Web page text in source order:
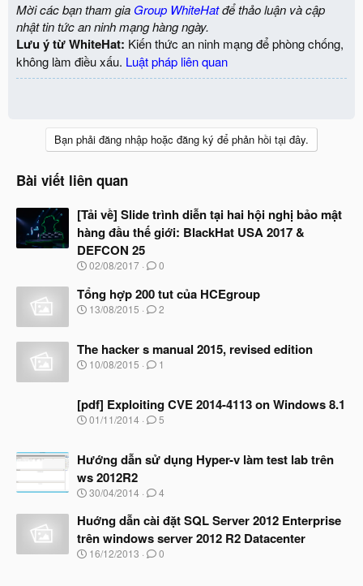
Mời các bạn tham gia Group WhiteHatđể thảo luận và cập
nhật tin tức an ninh mạng hàng ngày.
Lưu ý từ WhiteHat: Kiến thức an ninh mạng để phòng chống,
không làm điều xấu. Luật pháp liên quan
Bạn phải đăng nhập hoặc đăng ký để phản hồi tại đây.
Bài viết liên quan
[Tải về] Slide trình diễn tại hai hội nghị bảo mật
hàng đầu thế giới: BlackHat USA 2017 &
DEFCON 25
N
à
y
b
đ
ầ
02/08/2017 0
Tổng hợp 200 tut của HCEgroup
N
y
b
ắ
đ
ầ
u
13/08/2015 2
The hacker s manual 2015, revised edition
N
y
b
ắ
đ
ầ
u
10/08/2015 1
[pdf] Exploiting CVE 2014-4113 on Windows 8.1
N
y
ắ
t
ầ
u
01/11/2014 5
Hướng dẫn sử dụng Hyper-v làm test lab trên
ws 2012R2
N
à
b
ắ
30/04/2014 4
Huớng dẫn cài đặt SQL Server 2012 Enterprise
trên windows server 2012 R2 Datacenter
N
16/12/2013 0